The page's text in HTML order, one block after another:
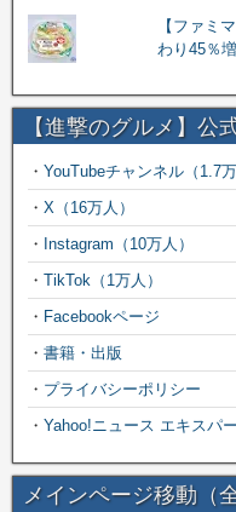
【ファミ
わり45％
【進撃のグルメ】公
・ YouTubeチャンネル（1.7万
・ X（16万人）
・ Instagram（10万人）
・ TikTok（1万人）
・ Facebookページ
・ 書籍・出版
・ プライバシーポリシー
・ Yahoo!ニュース エキスパ
メインページ移動（